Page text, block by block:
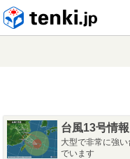
台風13号情報
大型で非常に強
でいます